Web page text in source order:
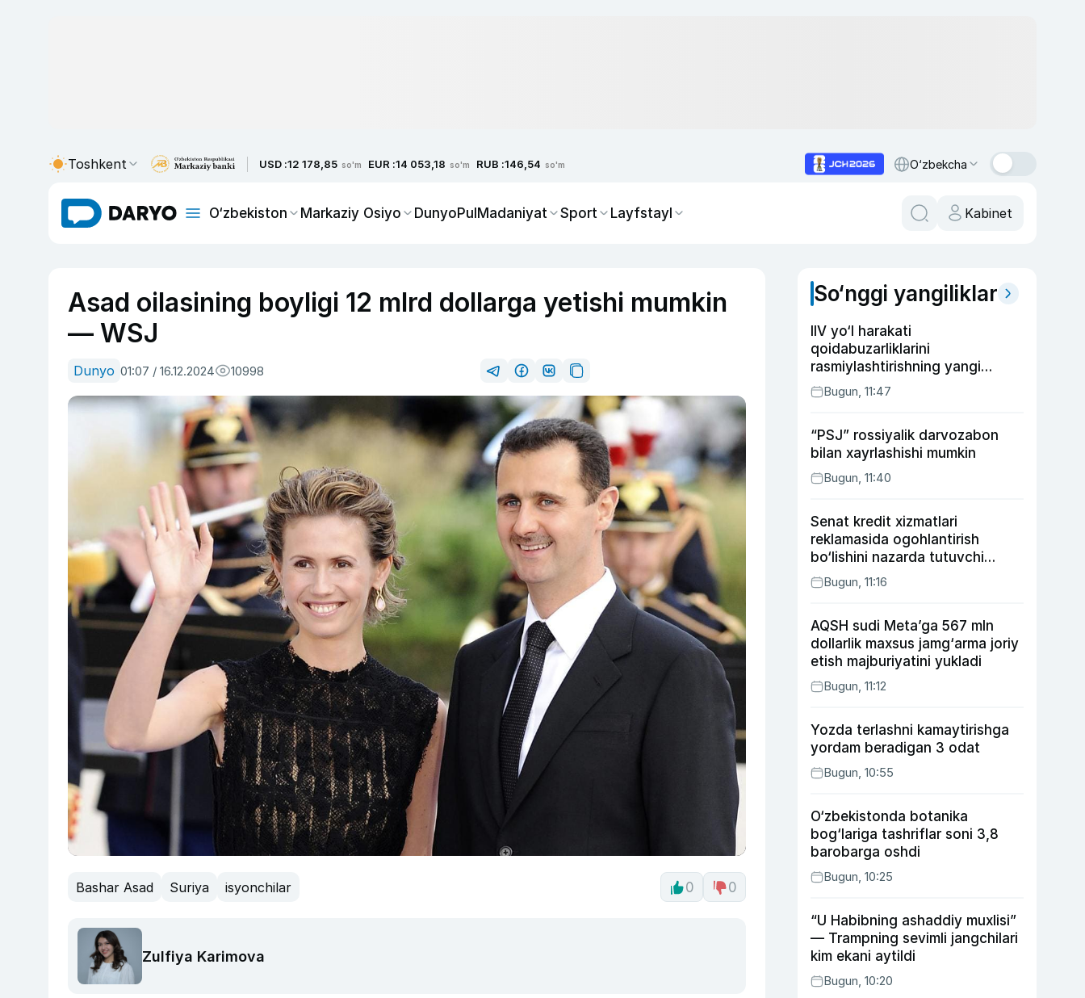
Toshkent USD :12 178,85 so'm EUR :14 053,18 so'm RUB :146,54 so'm O‘zbekcha
O‘zbekiston Markaziy Osiyo DunyoPulMadaniyat Sport Layfstayl Kabinet
Asad oilasining boyligi 12 mlrd dollarga yetishi mumkin
— WSJ
Dunyo 01:07 / 16.12.2024 10998
Bashar Asad Suriya isyonchilar 0 0
Zulfiya Karimova
So‘nggi yangiliklar
IIV yo‘l harakati
qoidabuzarliklarini
rasmiylashtirishning yangi
tartibini taklif qildi
Bugun, 11:47
“PSJ” rossiyalik darvozabon
bilan xayrlashishi mumkin
Bugun, 11:40
Senat kredit xizmatlari
reklamasida ogohlantirish
bo‘lishini nazarda tutuvchi
qonunni ma’qulladi
Bugun, 11:16
AQSH sudi Meta’ga 567 mln
dollarlik maxsus jamg‘arma joriy
etish majburiyatini yukladi
Bugun, 11:12
Yozda terlashni kamaytirishga
yordam beradigan 3 odat
Bugun, 10:55
O‘zbekistonda botanika
bog‘lariga tashriflar soni 3,8
barobarga oshdi
Bugun, 10:25
“U Habibning ashaddiy muxlisi”
— Trampning sevimli jangchilari
kim ekani aytildi
Bugun, 10:20